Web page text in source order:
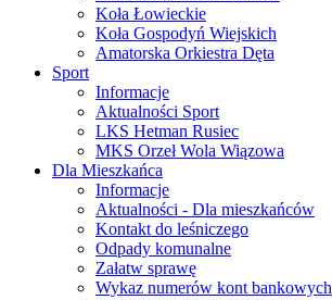
Koła Łowieckie
Koła Gospodyń Wiejskich
Amatorska Orkiestra Dęta
Sport
Informacje
Aktualności Sport
LKS Hetman Rusiec
MKS Orzeł Wola Wiązowa
Dla Mieszkańca
Informacje
Aktualności - Dla mieszkańców
Kontakt do leśniczego
Odpady komunalne
Załatw sprawę
Wykaz numerów kont bankowych